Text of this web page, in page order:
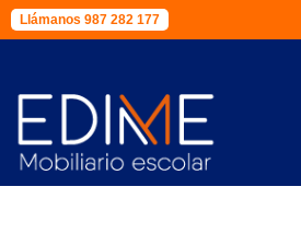
Llámanos 987 282 177